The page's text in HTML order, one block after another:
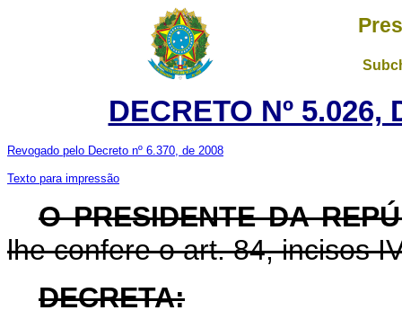
DECRETO Nº 5.026,
Revogado pelo Decreto nº 6.370, de 2008
Texto para impressão
O PRESIDENTE DA
lhe confere o art. 84, incisos
DECRETA: